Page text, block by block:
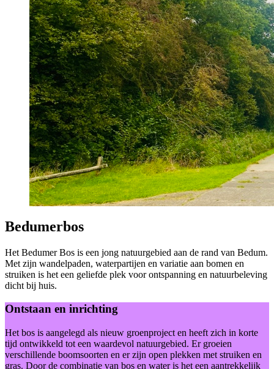
Bedumerbos
Het Bedumer Bos is een jong natuurgebied aan de rand van Bedum.
Met zijn wandelpaden, waterpartijen en variatie aan bomen en
struiken is het een geliefde plek voor ontspanning en natuurbeleving
dicht bij huis.
Ontstaan en inrichting
Het bos is aangelegd als nieuw groenproject en heeft zich in korte
tijd ontwikkeld tot een waardevol natuurgebied. Er groeien
verschillende boomsoorten en er zijn open plekken met struiken en
gras. Door de combinatie van bos en water is het een aantrekkelijk